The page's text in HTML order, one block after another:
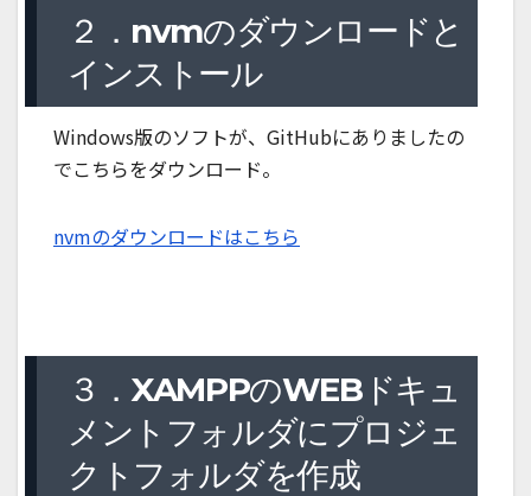
２．nvmのダウンロードと
インストール
Windows版のソフトが、GitHubにありましたの
でこちらをダウンロード。
nvmのダウンロードはこちら
３．XAMPPのWEBドキュ
メントフォルダにプロジェ
クトフォルダを作成